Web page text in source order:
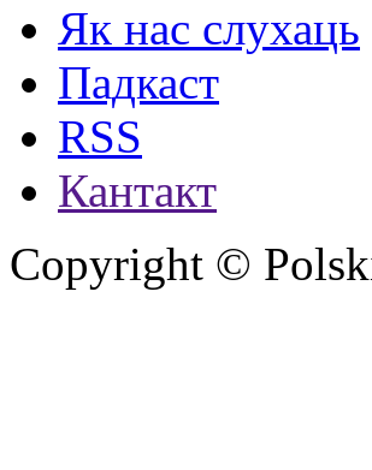
Як нас слухаць
Падкаст
RSS
Кантакт
Copyright ©